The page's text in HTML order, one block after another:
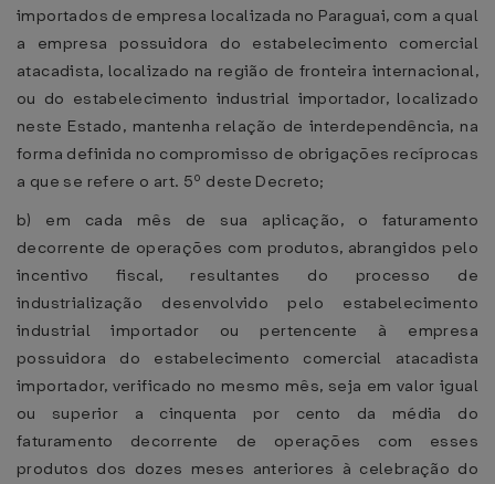
importados de empresa localizada no Paraguai, com a qual
a empresa possuidora do estabelecimento comercial
atacadista, localizado na região de fronteira internacional,
ou do estabelecimento industrial importador, localizado
neste Estado, mantenha relação de interdependência, na
forma definida no compromisso de obrigações recíprocas
a que se refere o art. 5º deste Decreto;
b) em cada mês de sua aplicação, o faturamento
decorrente de operações com produtos, abrangidos pelo
incentivo fiscal, resultantes do processo de
industrialização desenvolvido pelo estabelecimento
industrial importador ou pertencente à empresa
possuidora do estabelecimento comercial atacadista
importador, verificado no mesmo mês, seja em valor igual
ou superior a cinquenta por cento da média do
faturamento decorrente de operações com esses
produtos dos dozes meses anteriores à celebração do